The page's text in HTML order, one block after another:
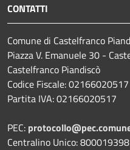
CONTATTI
Comune di Castelfranco
Piazza V. Emanuele 30 -
Castelfranco Piandiscò
Codice Fiscale: 02166020517
Partita IVA: 02166020517
PEC:
Centralino Unico: 800019398